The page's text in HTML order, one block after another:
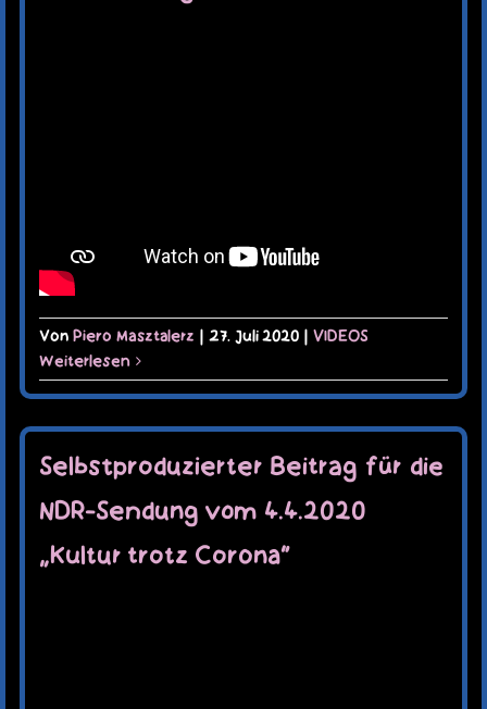
Von Piero Masztalerz | 27. Juli 2020 | VIDEOS
Weiterlesen
Selbstproduzierter Beitrag für die
NDR-Sendung vom 4.4.2020
„Kultur trotz Corona“